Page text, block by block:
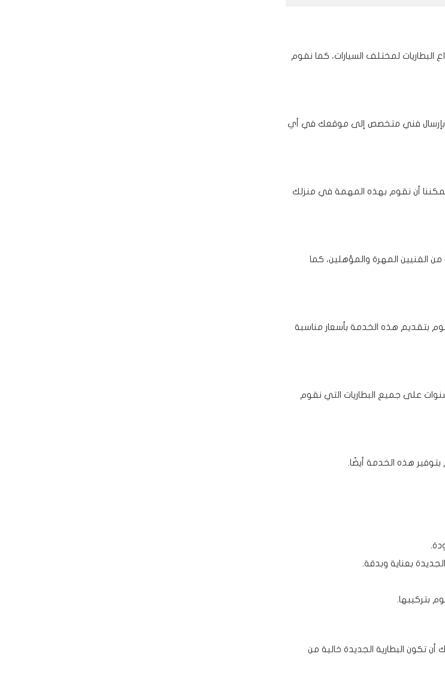
لمختلف السيارات، كما نقوم
ساعة في الكويت، حيث نقوم بإرسال فني متخصص إلى موقعك في أي
يمكننا أن نقوم بهذه المهمة في منزلك
الفنيين المهرة والمؤهلين، كما
بتقديم هذه الخدمة بأسعار مناسبة
لك جميع أنواع البطاريات لمختلف السيارات، كما نقوم بتوفير ضمان لمدة 3 سنوات على جميع البطاريات التي نقوم
بتوفير هذه الخدمة أيضًا.
بعناية وبدقة.
لك أن تكون البطارية الجديدة خالية من